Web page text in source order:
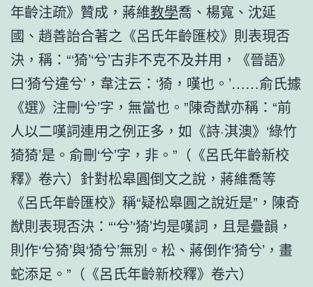
年齡注疏》贊成，蔣維教學喬、楊寬、沈延
國、趙善詒合著之《呂氏年齡匯校》則表現否
決，稱：“‘猗’‘兮’古非不克不及并用，《晉語》
曰‘猗兮違兮’，韋注云：‘猗，嘆也。’……俞氏據
《選》注刪‘兮’字，無當也。”陳奇猷亦稱：“前
人以二嘆詞連用之例正多，如《詩·淇澳》‘綠竹
猗猗’是。俞刪‘兮’字，非。”（《呂氏年齡新校
釋》卷六）針對松皋圓倒文之說，蔣維喬等
《呂氏年齡匯校》稱“疑松皋圓之說近是”，陳奇
猷則表現否決：“‘兮’‘猗’均是嘆詞，且是疊韻，
則作‘兮猗’與‘猗兮’無別。松、蔣倒作‘猗兮’，畫
蛇添足。”（《呂氏年齡新校釋》卷六）